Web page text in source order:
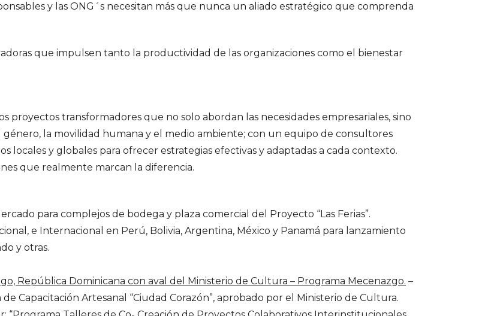
y las ONG´s necesitan más que nunca un aliado estratégico que comprenda
que impulsen tanto la productividad de las organizaciones como el bienestar
proyectos transformadores que no solo abordan las necesidades empresariales, sino
la movilidad humana y el medio ambiente; con un equipo de consultores
locales y globales para ofrecer estrategias efectivas y adaptadas a cada contexto.
que realmente marcan la diferencia.
para complejos de bodega y plaza comercial del Proyecto “Las Ferias”.
e Internacional en Perú, Bolivia, Argentina, México y Panamá para lanzamiento
y otras.
República Dominicana con aval del Ministerio de Cultura – Programa Mecenazgo. –
Capacitación Artesanal “Ciudad Corazón”, aprobado por el Ministerio de Cultura.